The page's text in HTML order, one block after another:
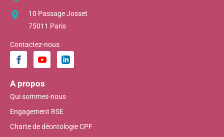
10 Passage Josset
75011 Paris
Contactez-nous
A propos
Qui sommes-nous
Engagement RSE
Charte de déontologie CPF